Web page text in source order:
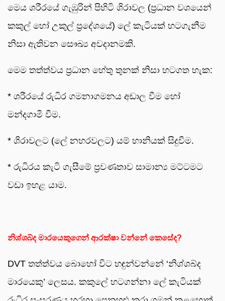
මෙය ශරීරයේ ගැඹුරින් පිහිටි ශිරාවල (ප්‍රධාන වශයෙන්
කකුල් හෝ උකුල් ප්‍රදේශයේ) ලේ කැටියක් හටගැනීම
නිසා ඇතිවන සෞඛ්‍ය අවදානමකි.
මෙම තත්ත්වය ප්‍රධාන හේතු තුනක් නිසා හටගත හැක:
* ශරීරයේ රුධිර ගමනාගමනය අඩාල වීම හෝ
මන්දගාමී වීම.
* ශිරාවලට (ලේ නහරවලට) යම් හානියක් සිදුවීම.
* රුධිරය කැටි ගැසීමේ ප්‍රවණතාව සාමාන්‍ය මට්ටමට
වඩා ඉහළ යාම.
නිශ්ශබ්ද මාරයෙකුගෙන් ආරක්ෂා වන්නේ කෙසේද?
DVT තත්ත්වය බොහෝ විට හඳුන්වන්නේ ‘නිශ්ශබ්ද
මාරයෙකු’ ලෙසය. කකුලේ හටගන්නා ලේ කැටියක්